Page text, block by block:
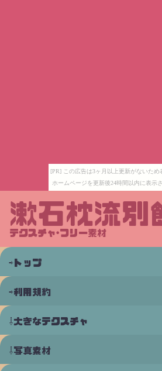
[PR] この広告は3ヶ月以上更新がないため
ホームページを更新後24時間以内に表示
漱石枕流別
テクスチャ･フリー素材
トップ
利用規約
大きなテクスチャ
写真素材